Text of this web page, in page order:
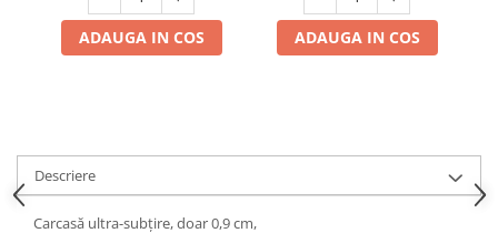
ADAUGA IN COS ADAUGA IN COS
Descriere
Carcasă ultra-subțire, doar 0,9 cm,